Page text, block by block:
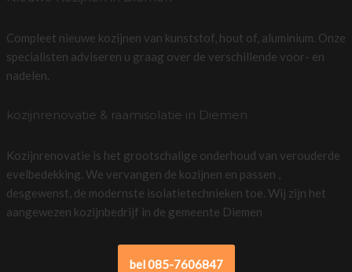
Compleet nieuwe kozijnen van kunststof, hout of, aluminium. Onze
specialisten adviseren u graag over de verschillende voor- en
nadelen.
kozijnrenovatie & raamisolatie in Diemen
Kozijnrenovatie is het grootschalige onderhoud van verouderde
evelbedekking. We vervangen de kozijnen en passen ,
desgewenst, de modernste isolatietechnieken toe. Wij zijn het
aangewezen kozijnbedrijf in de gemeente Diemen
bel 085-7606847